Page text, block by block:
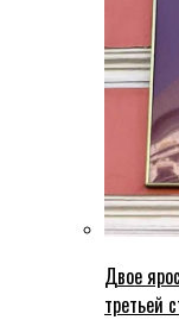
Двое
третьей